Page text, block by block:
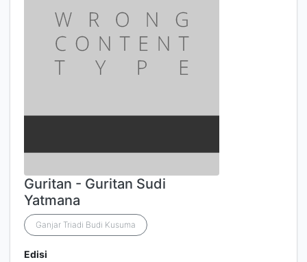
Guritan - Guritan Sudi
Yatmana
Ganjar Triadi Budi Kusuma
Edisi